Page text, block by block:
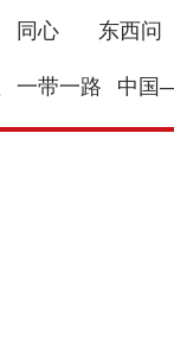
同心 东西问
一带一路 中国